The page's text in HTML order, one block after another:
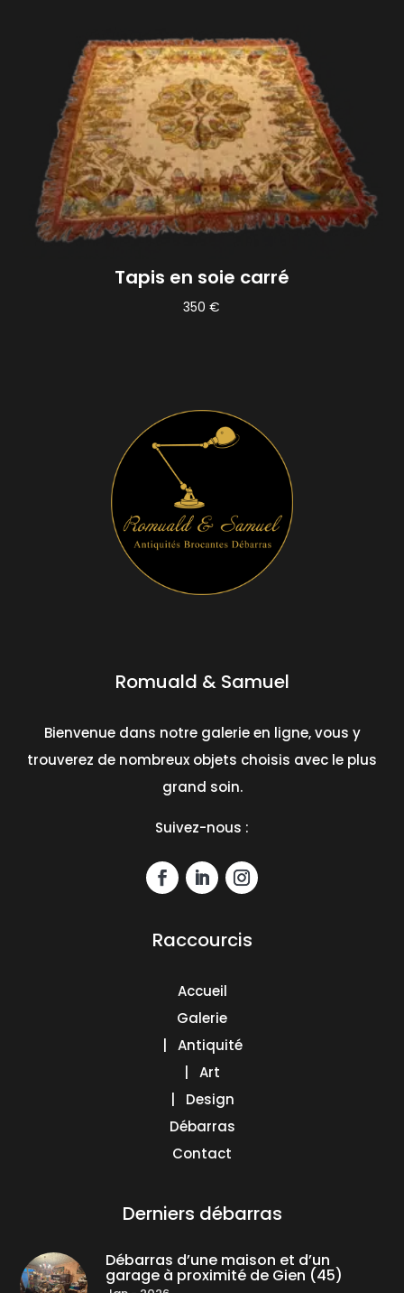
Tapis en soie carré
350€
Romuald & Samuel
Bienvenue dans notre galerie en ligne, vous y
trouverez de nombreux objets choisis avec le plus
grand soin.
Suivez-nous :
Raccourcis
Accueil
Galerie
| Antiquité
| Art
| Design
Débarras
Contact
Derniers débarras
Débarras d’une maison et d’un
garage à proximité de Gien (45)